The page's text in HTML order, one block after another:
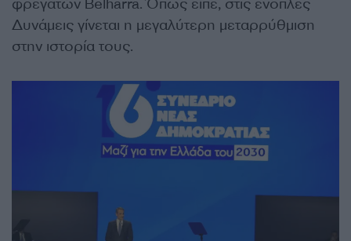
φρεγατών Belharra. Όπως είπε, στις ένοπλες
Δυνάμεις γίνεται η μεγαλύτερη μεταρρύθμιση
στην ιστορία τους.